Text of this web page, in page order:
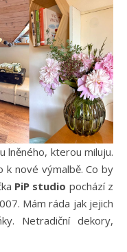
lněného, kterou miluju.
k nové výmalbě. Co by
PiP studio pochází z
Mám ráda jak jejich
Netradiční dekory,